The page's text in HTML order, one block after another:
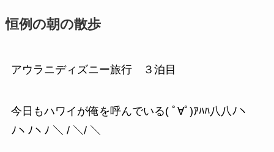
恒例の朝の散歩
アウラニディズニー旅行 ３泊目
今日もハワイが俺を呼んでいる( ﾟ∀ﾟ)ｱﾊﾊ八八ﾉヽ
ﾉヽﾉヽﾉ ＼ / ＼/ ＼